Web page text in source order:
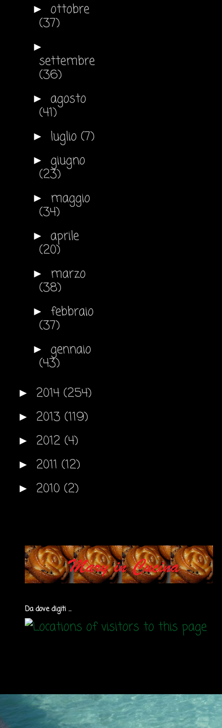
► ottobre
(37)
►
settembre
(36)
► agosto
(41)
► luglio (7)
► giugno
(23)
► maggio
(34)
► aprile
(20)
► marzo
(38)
► febbraio
(37)
► gennaio
(43)
► 2014 (254)
► 2013 (119)
► 2012 (4)
► 2011 (12)
► 2010 (2)
Da dove digiti ...